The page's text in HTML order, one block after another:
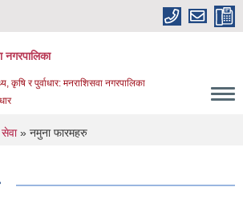
नगरपालिका
कृषि र पुर्वाधार: मनराशिसवा नगरपालिका
» नमुना फारमहरु